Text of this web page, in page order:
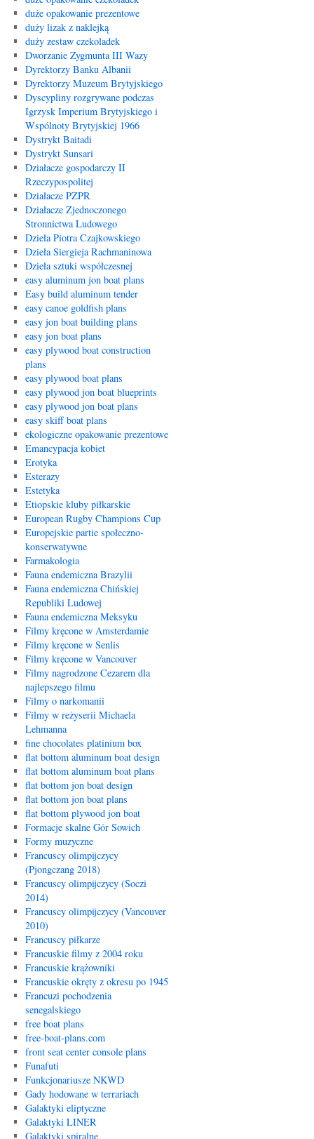
duże opakowanie prezentowe
duży lizak z naklejką
duży zestaw czekoladek
Dworzanie Zygmunta III Wazy
Dyrektorzy Banku Albanii
Dyrektorzy Muzeum Brytyjskiego
Dyscypliny rozgrywane podczas
Igrzysk Imperium Brytyjskiego i
Wspólnoty Brytyjskiej 1966
Dystrykt Baitadi
Dystrykt Sunsari
Działacze gospodarczy II
Rzeczypospolitej
Działacze PZPR
Działacze Zjednoczonego
Stronnictwa Ludowego
Dzieła Piotra Czajkowskiego
Dzieła Siergieja Rachmaninowa
Dzieła sztuki współczesnej
easy aluminum jon boat plans
Easy build aluminum tender
easy canoe goldfish plans
easy jon boat building plans
easy jon boat plans
easy plywood boat construction
plans
easy plywood boat plans
easy plywood jon boat blueprints
easy plywood jon boat plans
easy skiff boat plans
ekologiczne opakowanie prezentowe
Emancypacja kobiet
Erotyka
Esterazy
Estetyka
Etiopskie kluby piłkarskie
European Rugby Champions Cup
Europejskie partie społeczno-
konserwatywne
Farmakologia
Fauna endemiczna Brazylii
Fauna endemiczna Chińskiej
Republiki Ludowej
Fauna endemiczna Meksyku
Filmy kręcone w Amsterdamie
Filmy kręcone w Senlis
Filmy kręcone w Vancouver
Filmy nagrodzone Cezarem dla
najlepszego filmu
Filmy o narkomanii
Filmy w reżyserii Michaela
Lehmanna
fine chocolates platinium box
flat bottom aluminum boat design
flat bottom aluminum boat plans
flat bottom jon boat design
flat bottom jon boat plans
flat bottom plywood jon boat
Formacje skalne Gór Sowich
Formy muzyczne
Francuscy olimpijczycy
(Pjongczang 2018)
Francuscy olimpijczycy (Soczi
2014)
Francuscy olimpijczycy (Vancouver
2010)
Francuscy piłkarze
Francuskie filmy z 2004 roku
Francuskie krążowniki
Francuskie okręty z okresu po 1945
Francuzi pochodzenia
senegalskiego
free boat plans
free-boat-plans.com
front seat center console plans
Funafuti
Funkcjonariusze NKWD
Gady hodowane w terrariach
Galaktyki eliptyczne
Galaktyki LINER
Galaktyki spiralne